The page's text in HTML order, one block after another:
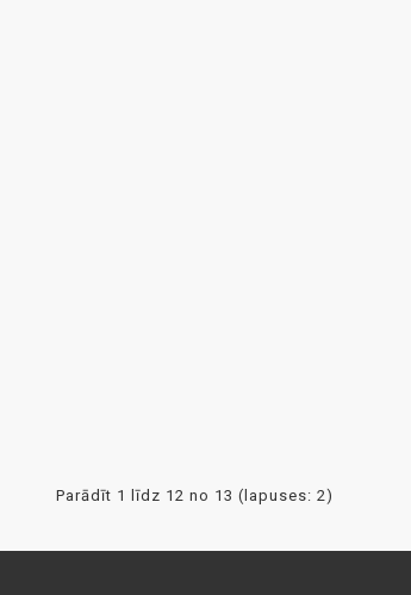
Parādīt 1 līdz 12 no 13 (lapuses: 2)